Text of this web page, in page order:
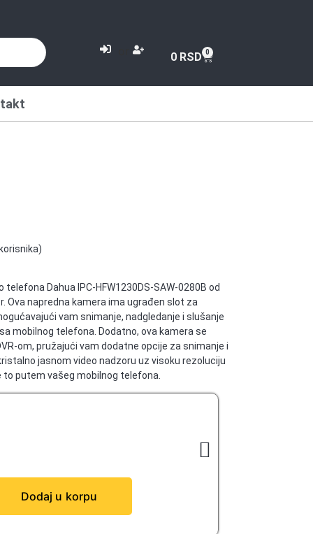
0 RSD 0
Dahua IPC-HFW1230DS-SAW-0280B od
Ova napredna kamera ima ugrađen slot za
vam snimanje, nadgledanje i slušanje
mobilnog telefona. Dodatno, ova kamera se
om, pružajući vam dodatne opcije za snimanje i
jasnom video nadzoru uz visoku rezoluciju
to putem vašeg mobilnog telefona.
Dodaj u korpu